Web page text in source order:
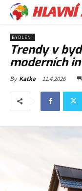
BYDLENÍ
Trendy v
moderních
By Katka 11.4.2026